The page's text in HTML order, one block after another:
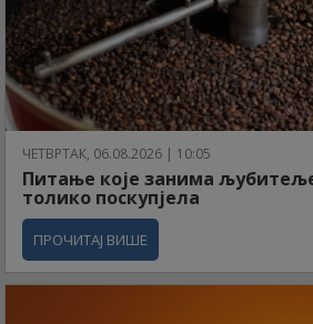
ЧЕТВРТАК, 06.08.2026 | 10:05
Питање које занима
толико поскупјела
ПРОЧИТАЈ ВИШЕ